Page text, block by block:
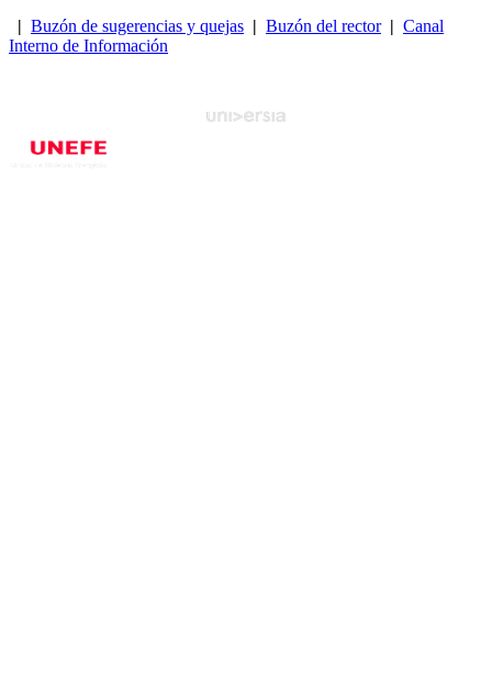
| Buzón de sugerencias y quejas | Buzón del rector| Canal
Interno de Información